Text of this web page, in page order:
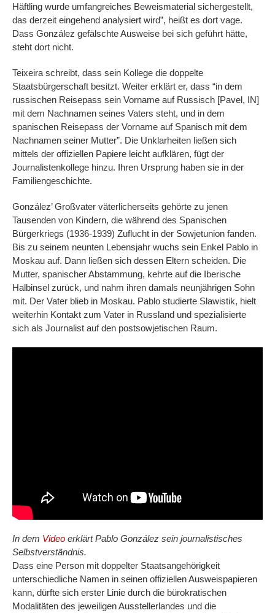
Häftling wurde umfangreiches Beweismaterial sichergestellt,
das derzeit eingehend analysiert wird”, heißt es dort vage.
Dass González gefälschte Ausweise bei sich geführt hätte,
steht dort nicht.
Teixeira schreibt, dass sein Kollege die doppelte
Staatsbürgerschaft besitzt. Weiter erklärt er, dass “in dem
russischen Reisepass sein Vorname auf Russisch [Pavel, IN]
mit dem Nachnamen seines Vaters steht, und in dem
spanischen Reisepass der Vorname auf Spanisch mit dem
Nachnamen seiner Mutter”. Die Unklarheiten ließen sich
mittels der offiziellen Papiere leicht aufklären, fügt der
Journalistenkollege hinzu. Ihren Ursprung haben sie in der
Familiengeschichte.
González’ Großvater väterlicherseits gehörte zu jenen
Tausenden von Kindern, die während des Spanischen
Bürgerkriegs (1936-1939) Zuflucht in der Sowjetunion fanden.
Bis zu seinem neunten Lebensjahr wuchs sein Enkel Pablo in
Moskau auf. Dann ließen sich dessen Eltern scheiden. Die
Mutter, spanischer Abstammung, kehrte auf die Iberische
Halbinsel zurück, und nahm ihren damals neunjährigen Sohn
mit. Der Vater blieb in Moskau. Pablo studierte Slawistik, hielt
weiterhin Kontakt zum Vater in Russland und spezialisierte
sich als Journalist auf den postsowjetischen Raum.
In dem Video erklärt Pablo González sein journalistisches
Selbstverständnis.
Dass eine Person mit doppelter Staatsangehörigkeit
unterschiedliche Namen in seinen offiziellen Ausweispapieren
kann, dürfte sich erster Linie durch die bürokratischen
Modalitäten des jeweiligen Ausstellerlandes und die